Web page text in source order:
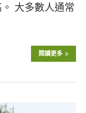
大多數人通常
閱讀更多